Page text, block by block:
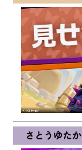
さとうゆたか